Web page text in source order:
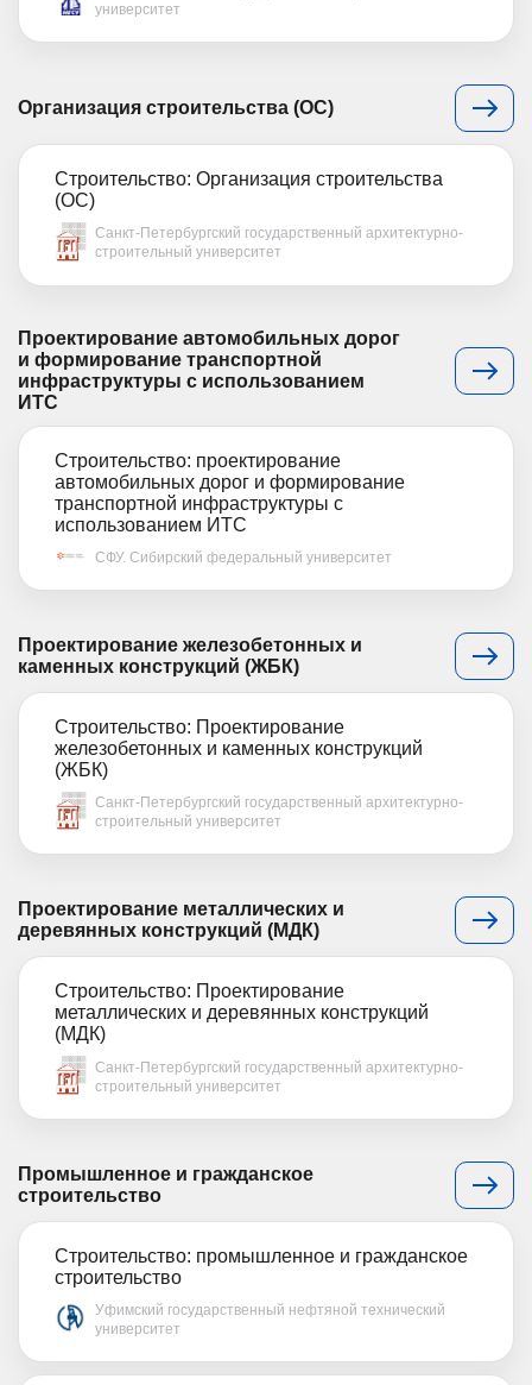
университет
Организация строительства (ОС)
Строительство: Организация строительства
(ОС)
Санкт-Петербургский государственный архитектурно-
строительный университет
Проектирование автомобильных дорог
и формирование транспортной
инфраструктуры с использованием
ИТС
Строительство: проектирование
автомобильных дорог и формирование
транспортной инфраструктуры с
использованием ИТС
СФУ. Сибирский федеральный университет
Проектирование железобетонных и
каменных конструкций (ЖБК)
Строительство: Проектирование
железобетонных и каменных конструкций
(ЖБК)
Санкт-Петербургский государственный архитектурно-
строительный университет
Проектирование металлических и
деревянных конструкций (МДК)
Строительство: Проектирование
металлических и деревянных конструкций
(МДК)
Санкт-Петербургский государственный архитектурно-
строительный университет
Промышленное и гражданское
строительство
Строительство: промышленное и гражданское
строительство
Уфимский государственный нефтяной технический
университет